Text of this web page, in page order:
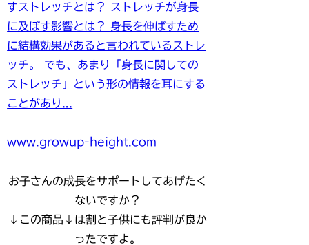
すストレッチとは？ ストレッチが身長
に及ぼす影響とは？ 身長を伸ばすため
に結構効果があると言われているストレ
ッチ。 でも、あまり「身長に関しての
ストレッチ」という形の情報を耳にする
ことがあり...
www.growup-height.com
お子さんの成長をサポートしてあげたく
ないですか？
↓この商品↓は割と子供にも評判が良か
ったですよ。